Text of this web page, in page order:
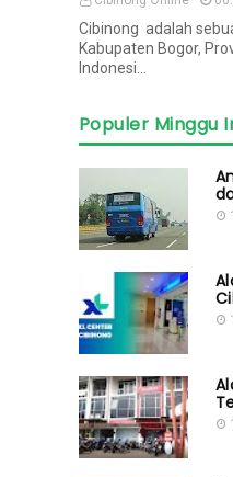
Cibinong adalah
Kabupaten Bogor,
Indonesi…
Populer Minggu